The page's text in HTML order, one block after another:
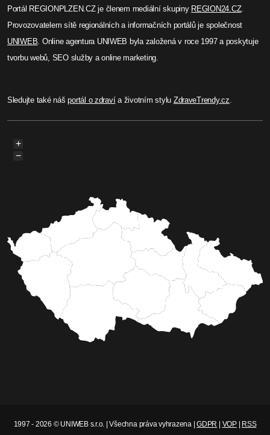
Portál REGIONPLZEN.CZ je členem mediální skupiny REGION24.CZ.
Provozovatelem sítě regionálních a informačních portálů je společnost
UNIWEB . Online agentura UNIWEB byla založená v roce 1997 a poskytuje
tvorbu webů, SEO služby a online marketing.
Sledujte také nášportál o zdravía životním stylu ZdraveTrendy.cz
+
−
1997 - 2026 © UNIWEB s.r.o. | Všechna práva vyhrazena |GDPR | VOP| RSS